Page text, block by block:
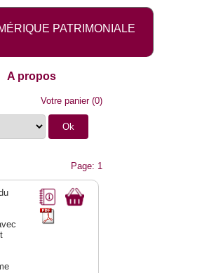
PATRIMONIALE
A propos
Votre panier(0)
Page: 1